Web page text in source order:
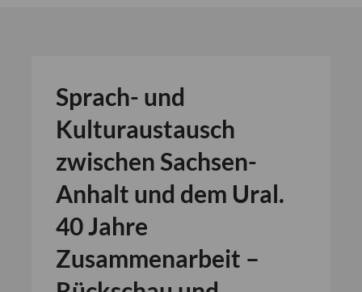
Sprach- und
Kulturaustausch
zwischen Sachsen-
Anhalt und dem Ural.
40 Jahre
Zusammenarbeit –